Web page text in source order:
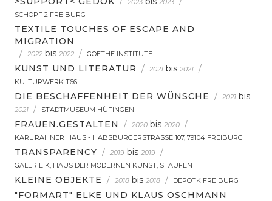
2023 2023
SCHOPF 2 FREIBURG
TEXTILE TOUCHES OF ESCAPE AND
MIGRATION
/ 2022 bis 2022 / GOETHE INSTITUTE
KUNST UND LITERATUR / 2021 bis 2021 /
KULTURWERK T66
DIE BESCHAFFENHEIT DER WÜNSCHE / 2021 bis
2021 / STADTMUSEUM HÜFINGEN
FRAUEN.GESTALTEN / 2020 bis 2020 /
KARL RAHNER HAUS - HABSBURGERSTRASSE 107, 79104 FREIBURG
TRANSPARENCY / 2019 bis 2019 /
GALERIE K, HAUS DER MODERNEN KUNST, STAUFEN
KLEINE OBJEKTE / 2018 bis 2018 / DEPOTK FREIBURG
"FORMART" ELKE UND KLAUS OSCHMANN